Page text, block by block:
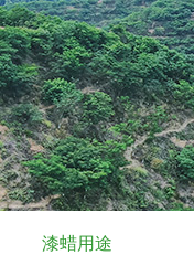
漆蜡用途